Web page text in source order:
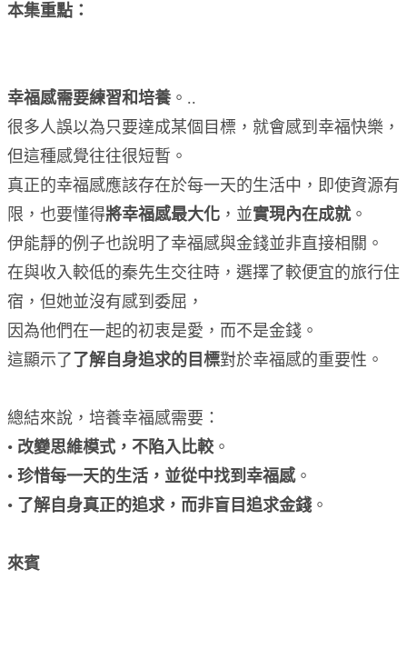
本集重點：
幸福感需要練習和培養。..
很多人誤以為只要達成某個目標，就會感到幸福快樂，
但這種感覺往往很短暫。
真正的幸福感應該存在於每一天的生活中，即使資源有
限，也要懂得將幸福感最大化 ，並實現內在成就。
伊能靜的例子也說明了幸福感與金錢並非直接相關。
在與收入較低的秦先生交往時，選擇了較便宜的旅行住
宿，但她並沒有感到委屈，
因為他們在一起的初衷是愛，而不是金錢。
這顯示了了解自身追求的目標對於幸福感的重要性。
總結來說，培養幸福感需要：
• 改變思維模式，不陷入比較 。
• 珍惜每一天的生活，並從中找到幸福感。
• 了解自身真正的追求，而非盲目追求金錢 。
來賓